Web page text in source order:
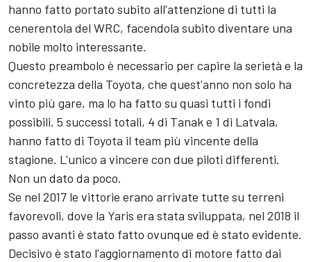
hanno fatto portato subito all'attenzione di tutti la
cenerentola del WRC, facendola subito diventare una
nobile molto interessante.
Questo preambolo è necessario per capire la serietà e la
concretezza della Toyota, che quest'anno non solo ha
vinto più gare, ma lo ha fatto su quasi tutti i fondi
possibili. 5 successi totali, 4 di Tanak e 1 di Latvala,
hanno fatto di Toyota il team più vincente della
stagione. L'unico a vincere con due piloti differenti.
Non un dato da poco.
Se nel 2017 le vittorie erano arrivate tutte su terreni
favorevoli, dove la Yaris era stata sviluppata, nel 2018 il
passo avanti è stato fatto ovunque ed è stato evidente.
Decisivo è stato l'aggiornamento di motore fatto dai